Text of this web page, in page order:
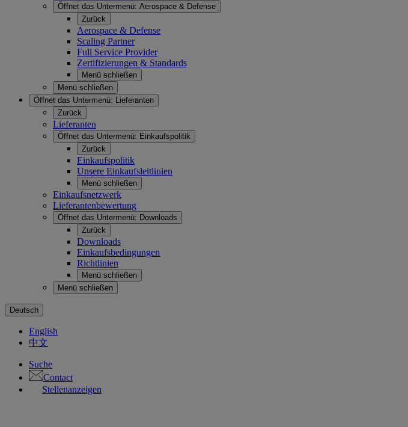
Öffnet das Untermenü: Aerospace & Defense
Zurück
Aerospace & Defense
Scaling Partner
Full Service Provider
Zertifizierungen & Standards
Menü schließen
Menü schließen
Öffnet das Untermenü: Lieferanten
Zurück
Lieferanten
Öffnet das Untermenü: Einkaufspolitik
Zurück
Einkaufspolitik
Unsere Einkaufsleitlinien
Menü schließen
Einkaufsnetzwerk
Lieferantenbewertung
Öffnet das Untermenü: Downloads
Zurück
Downloads
Einkaufsbedingungen
Richtlinien
Menü schließen
Menü schließen
Deutsch
English
中文
Suche
Contact
Stellenanzeigen